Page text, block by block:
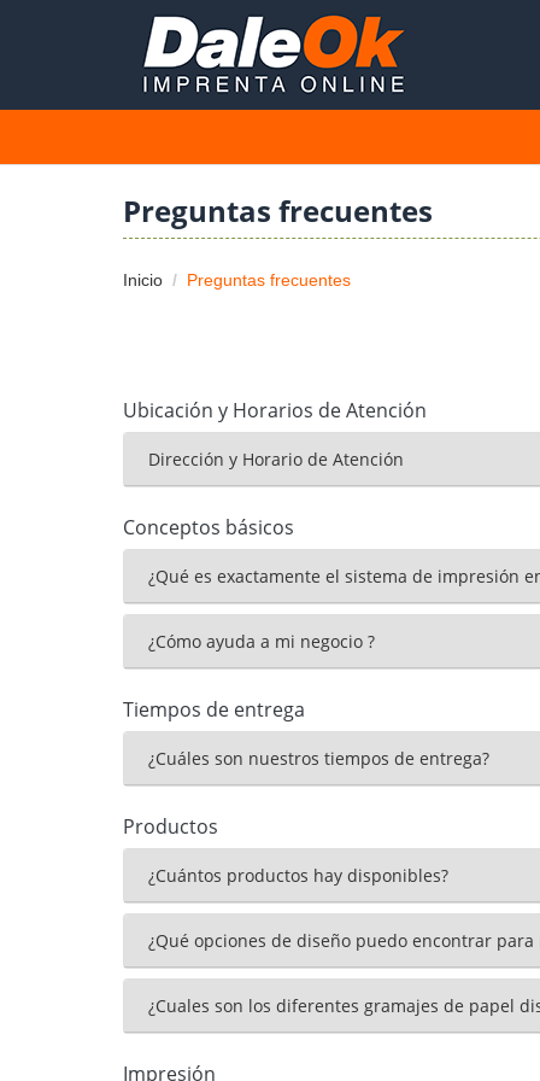
Preguntas frecuentes
Inicio Preguntas frecuentes
Ubicación y Horarios de Atención
Dirección y Horario de Atención
Conceptos básicos
¿Qué es exactamente el sistema de impresión
¿Cómo ayuda a mi negocio ?
Tiempos de entrega
¿Cuáles son nuestros tiempos de entrega?
Productos
¿Cuántos productos hay disponibles?
¿Qué opciones de diseño puedo encontrar
¿Cuales son los diferentes gramajes de papel
Impresión